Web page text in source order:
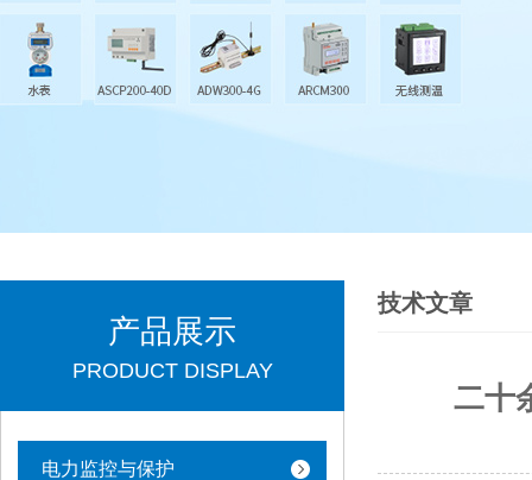
产品展示
PRODUCT DISPLAY
电力监控与保护
技术文章
二十